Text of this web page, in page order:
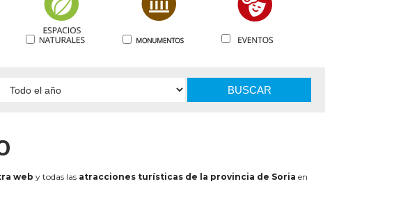
BUSCAR
web y todas las atracciones turísticas de la provincia de Soria en